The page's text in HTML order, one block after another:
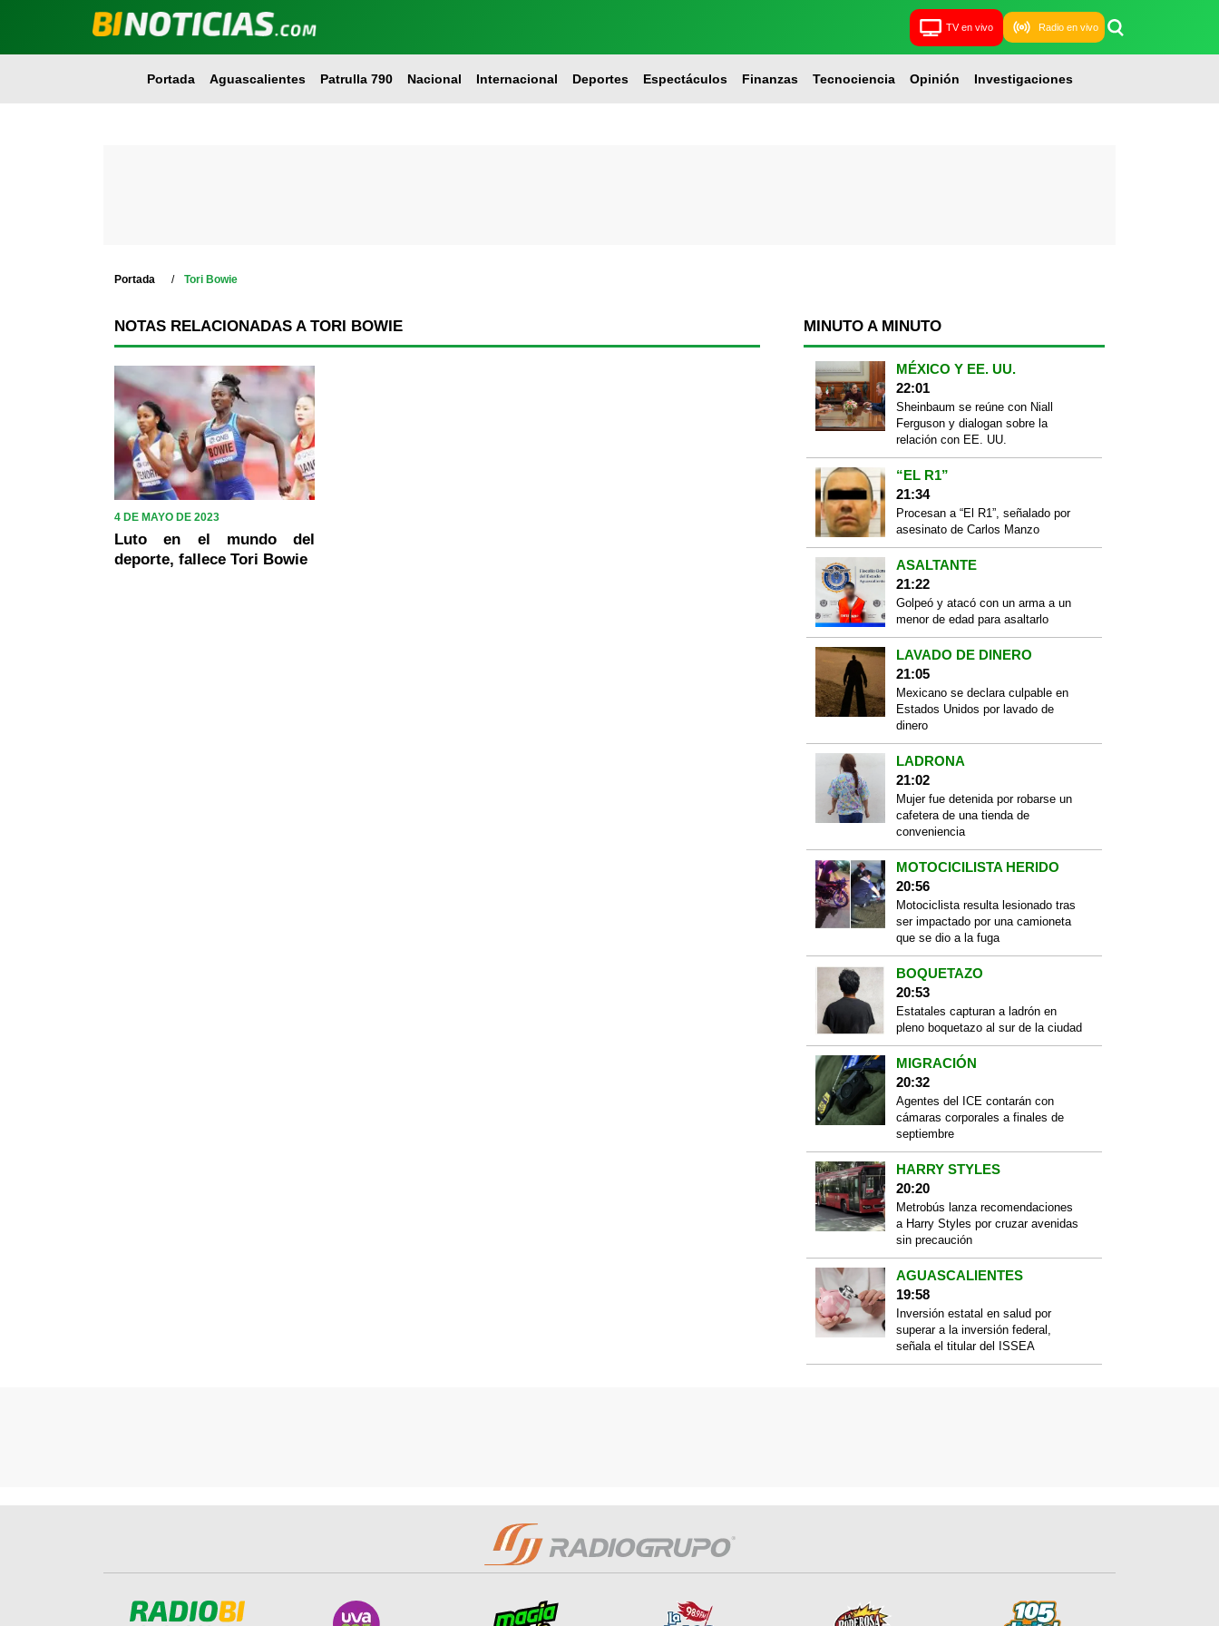
TV en vivo Radio en vivo
Portada Aguascalientes Patrulla 790 Nacional Internacional Deportes Espectáculos Finanzas Tecnociencia Opinión Investigaciones
Portada Tori Bowie
NOTAS RELACIONADAS A TORI BOWIE
4 DE MAYO DE 2023
Luto en el mundo del
deporte, fallece Tori Bowie
MINUTO A MINUTO
MÉXICO Y EE. UU.
22:01
Sheinbaum se reúne con Niall
Ferguson y dialogan sobre la
relación con EE. UU.
“EL R1”
21:34
Procesan a “El R1”, señalado por
asesinato de Carlos Manzo
ASALTANTE
21:22
Golpeó y atacó con un arma a un
menor de edad para asaltarlo
LAVADO DE DINERO
21:05
Mexicano se declara culpable en
Estados Unidos por lavado de
dinero
LADRONA
21:02
Mujer fue detenida por robarse un
cafetera de una tienda de
conveniencia
MOTOCICILISTA HERIDO
20:56
Motociclista resulta lesionado tras
ser impactado por una camioneta
que se dio a la fuga
BOQUETAZO
20:53
Estatales capturan a ladrón en
pleno boquetazo al sur de la ciudad
MIGRACIÓN
20:32
Agentes del ICE contarán con
cámaras corporales a finales de
septiembre
HARRY STYLES
20:20
Metrobús lanza recomendaciones
a Harry Styles por cruzar avenidas
sin precaución
AGUASCALIENTES
19:58
Inversión estatal en salud por
superar a la inversión federal,
señala el titular del ISSEA